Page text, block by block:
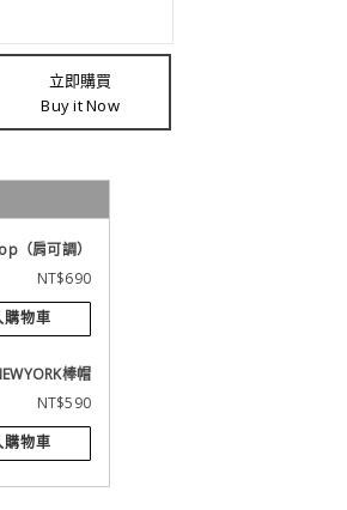
立即購買
Buy it Now
（肩可調）
NT$690
購物車
棒帽
NT$590
購物車